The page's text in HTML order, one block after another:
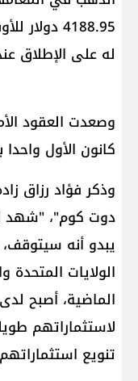
4188.95
له على الإطلاق عند 4217.95 دولار في وقت
وصعدت العقود
كانون الأول واحدا بالمئة
وذكر فؤاد رزاق
دوت كوم"، "شهد
يبدو أنه سيتوقف،
الولايات المتحدة
الماضية، أصبح
لاستثماراتهم
تنويع